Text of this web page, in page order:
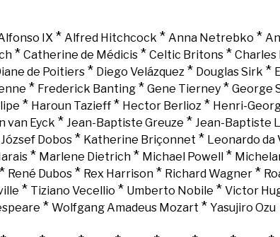
IX * Alfred Hitchcock * Anna Netrebko *
* Catherine de Médicis* Celtic Britons* Charles
de Poitiers* Diego Velázquez * Douglas Sirk *
* Frederick Banting* Gene Tierney* George
* Haroun Tazieff* Hector Berlioz * Henri-
van Eyck * Jean-Baptiste Greuze * Jean-Baptiste
József Dobos * Katherine Briçonnet * Leonardo da
* Marlene Dietrich * Michael Powell *
* René Dubos * Rex Harrison * Richard Wagner *
* Tiziano Vecellio * Umberto Nobile * Victor
* Wolfgang Amadeus Mozart * Yasujiro Ozu